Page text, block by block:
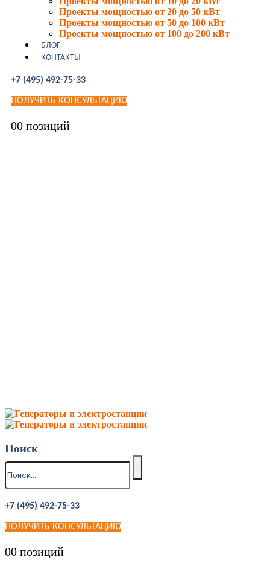
Проекты мощностью от 20 до 50 кВт
Проекты мощностью от 50 до 100 кВт
Проекты мощностью от 100 до 200 кВт
БЛОГ
КОНТАКТЫ
+7 (495) 492-75-33
ПОЛУЧИТЬ КОНСУЛЬТАЦИЮ
00 позиций
Поиск
+7 (495) 492-75-33
ПОЛУЧИТЬ КОНСУЛЬТАЦИЮ
00 позиций